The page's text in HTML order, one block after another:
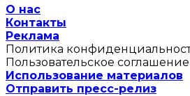
О нас
Контакты
Реклама
Политика
Пользовательское соглашение
Использование материалов
Отправить пресс-релиз